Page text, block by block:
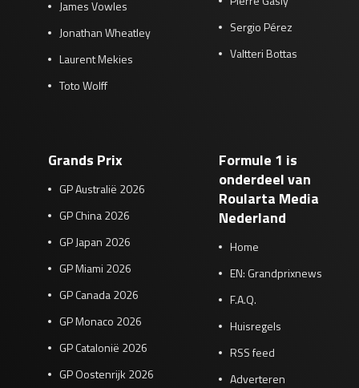
James Vowles
Jonathan Wheatley
Laurent Mekies
Toto Wolff
Sergio Pérez
Valtteri Bottas
Grands Prix
GP Australië 2026
GP China 2026
GP Japan 2026
GP Miami 2026
GP Canada 2026
GP Monaco 2026
GP Catalonië 2026
GP Oostenrijk 2026
Formule 1 is
onderdeel van
Roularta Media
Nederland
Home
EN: Grandprixnews
F.A.Q.
Huisregels
RSS feed
Adverteren